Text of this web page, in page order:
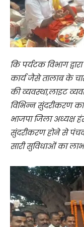
कि पर्यटक विभाग
कार्य जैसे तालाब के
की व्यवस्था,लाइट
विभिन्न सुंदरीकरण
भाजपा जिला अध्यक्ष
सुंदरीकरण होने से
सारी सुविधाओं का